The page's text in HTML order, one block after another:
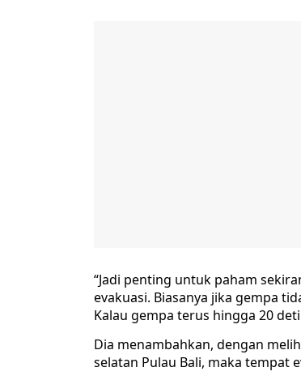
“Jadi penting untuk paham
evakuasi. Biasanya jika gempa
Kalau gempa terus hingga 20
Dia menambahkan, dengan
selatan Pulau Bali, maka tempat